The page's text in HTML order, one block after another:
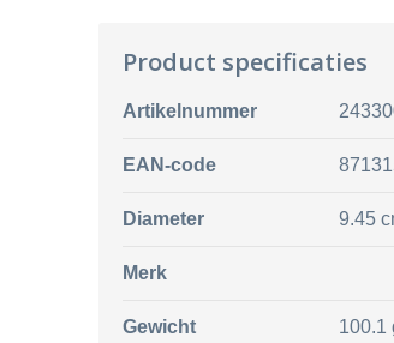
Product specificaties
Artikelnummer
EAN-code
Diameter 9.45
Merk
Gewicht 100.1